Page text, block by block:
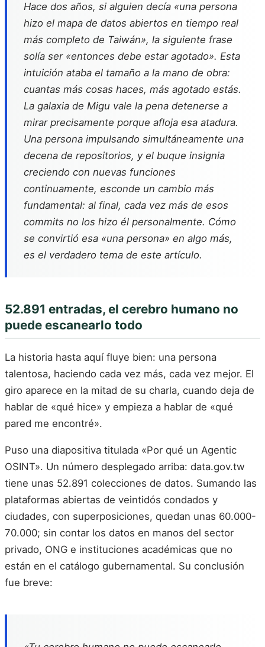
Hace dos años, si alguien decía «una persona
hizo el mapa de datos abiertos en tiempo real
más completo de Taiwán», la siguiente frase
solía ser «entonces debe estar agotado». Esta
intuición ataba el tamaño a la mano de obra:
cuantas más cosas haces, más agotado estás.
La galaxia de Migu vale la pena detenerse a
mirar precisamente porque afloja esa atadura.
Una persona impulsando simultáneamente una
decena de repositorios, y el buque insignia
creciendo con nuevas funciones
continuamente, esconde un cambio más
fundamental: al final, cada vez más de esos
commits no los hizo él personalmente. Cómo
se convirtió esa «una persona» en algo más,
es el verdadero tema de este artículo.
52.891 entradas, el cerebro humano no
puede escanearlo todo
La historia hasta aquí fluye bien: una persona
talentosa, haciendo cada vez más, cada vez mejor. El
giro aparece en la mitad de su charla, cuando deja de
hablar de «qué hice» y empieza a hablar de «qué
pared me encontré».
Puso una diapositiva titulada «Por qué un Agentic
OSINT». Un número desplegado arriba: data.gov.tw
tiene unas 52.891 colecciones de datos. Sumando las
plataformas abiertas de veintidós condados y
ciudades, con superposiciones, quedan unas 60.000-
70.000; sin contar los datos en manos del sector
privado, ONG e instituciones académicas que no
están en el catálogo gubernamental. Su conclusión
fue breve: